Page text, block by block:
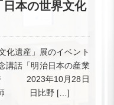
本の世界文化
化遺産」展のイベント
話「明治日本の産業
2023年10月28日
師 日比野 […]